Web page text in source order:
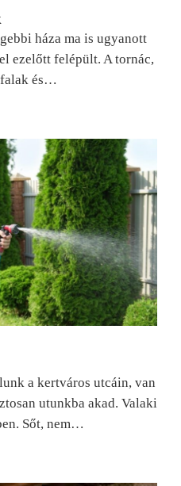
háza ma is ugyanott
ezelőtt felépült. A tornác,
falak és…
a kertváros utcáin, van
utunkba akad. Valaki
Sőt, nem…